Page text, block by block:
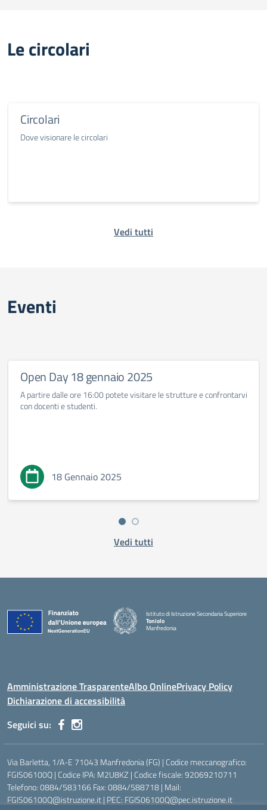
Le circolari
Circolari
Dove visionare le circolari
Vedi tutti
Eventi
Open Day 18 gennaio 2025
A partire dalle ore 16:00 potete visitare le strutture e confrontarvi
con docenti e studenti.
18 Gennaio 2025
Vedi tutti
Istituto di Istruzione Secondaria Superiore
Toniolo
Manfredonia
Amministrazione TrasparenteAlbo OnlinePrivacy Policy
Dichiarazione di accessibilità
Seguici su:
Via Barletta, 1/A-E 71043 Manfredonia (FG) | Codice meccanografico:
FGIS06100Q | Codice IPA: M2U8KZ | Codice fiscale: 92069210711
Telefono: 0884/583166 Fax: 0884/588718 | Mail:
FGIS06100Q@istruzione.it | PEC: FGIS06100Q@pec.istruzione.it